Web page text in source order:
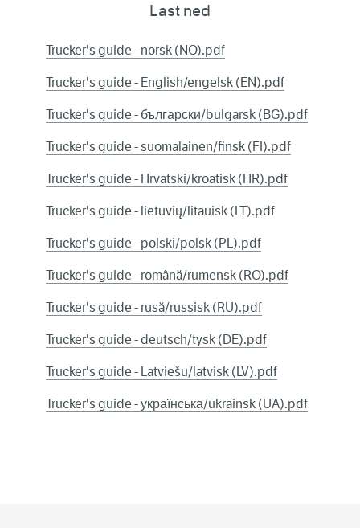
Last ned
Trucker's guide - norsk (NO).pdf
Trucker's guide - English/engelsk (EN).pdf
Trucker's guide - български/bulgarsk (BG).pdf
Trucker's guide - suomalainen/finsk (FI).pdf
Trucker's guide - Hrvatski/kroatisk (HR).pdf
Trucker's guide - lietuvių/litauisk (LT).pdf
Trucker's guide - polski/polsk (PL).pdf
Trucker's guide - română/rumensk (RO).pdf
Trucker's guide - rusă/russisk (RU).pdf
Trucker's guide - deutsch/tysk (DE).pdf
Trucker's guide - Latviešu/latvisk (LV).pdf
Trucker's guide - українська/ukrainsk (UA).pdf